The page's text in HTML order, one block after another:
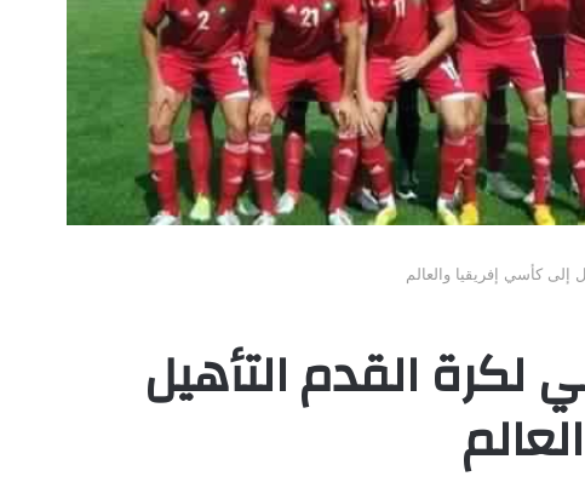
إلى كأسي إفريقيا والعالم
لكرة القدم التأهيل